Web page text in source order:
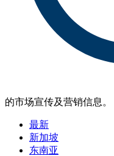
的市场宣传及营销信息。
最新
新加坡
东南亚